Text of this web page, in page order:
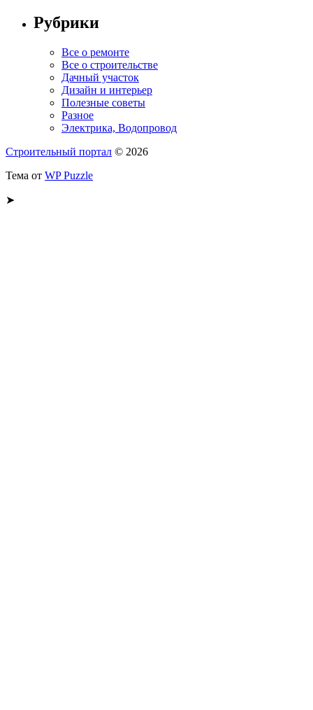
Рубрики
Все о ремонте
Все о строительстве
Дачный участок
Дизайн и интерьер
Полезные советы
Разное
Электрика, Водопровод
Строительный портал © 2026
Тема от WP Puzzle
➤